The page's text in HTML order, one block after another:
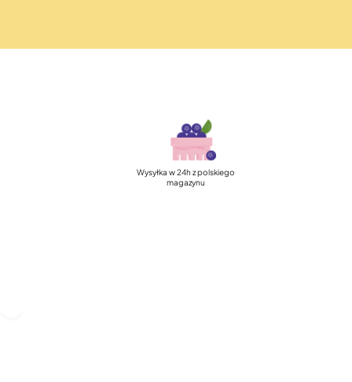
Szybka, darmowa dostawa